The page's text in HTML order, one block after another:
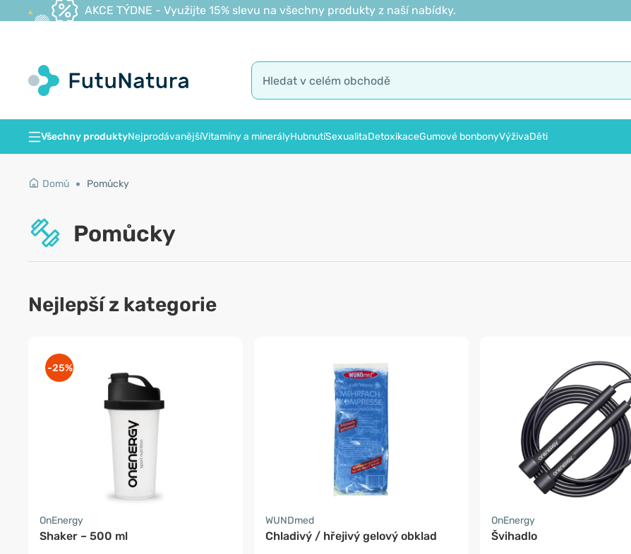
AKCE TÝDNE - Využijte 15% slevu na všechny produkty z naší nabídky.
Všechny produktyNejprodávanějšíVitamíny a minerályHubnutíSexualitaDetoxikaceGumové bonbonyVýživaDěti
Domů Pomůcky
Pomůcky
Nejlepší z kategorie
-25%
OnEnergy
Shaker – 500 ml
WUNDmed
Chladivý / hřejivý gelový obklad
OnEnergy
Švihadlo